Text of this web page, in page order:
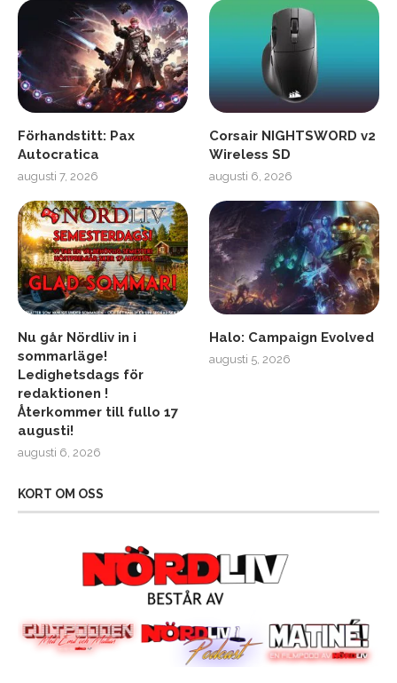
Förhandstitt: Pax
Autocratica
augusti 7, 2026
Corsair NIGHTSWORD v2
Wireless SD
augusti 6, 2026
Nu går Nördliv in i
sommarläge!
Ledighetsdags för
redaktionen !
Återkommer till fullo 17
augusti!
augusti 6, 2026
Halo: Campaign Evolved
augusti 5, 2026
KORT OM OSS